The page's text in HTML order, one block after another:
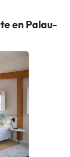
en Palau-